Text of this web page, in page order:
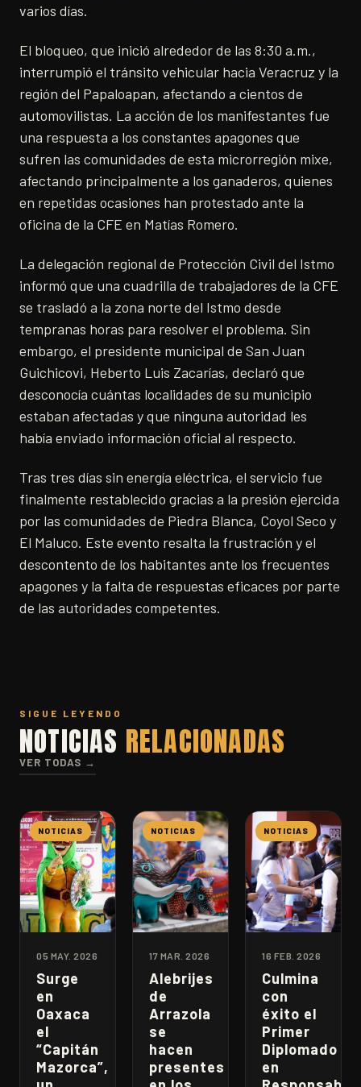
varios días.
El bloqueo, que inició alrededor de las 8:30 a.m.,
interrumpió el tránsito vehicular hacia Veracruz y la
región del Papaloapan, afectando a cientos de
automovilistas. La acción de los manifestantes fue
una respuesta a los constantes apagones que
sufren las comunidades de esta microrregión mixe,
afectando principalmente a los ganaderos, quienes
en repetidas ocasiones han protestado ante la
oficina de la CFE en Matías Romero.
La delegación regional de Protección Civil del Istmo
informó que una cuadrilla de trabajadores de la CFE
se trasladó a la zona norte del Istmo desde
tempranas horas para resolver el problema. Sin
embargo, el presidente municipal de San Juan
Guichicovi, Heberto Luis Zacarías, declaró que
desconocía cuántas localidades de su municipio
estaban afectadas y que ninguna autoridad les
había enviado información oficial al respecto.
Tras tres días sin energía eléctrica, el servicio fue
finalmente restablecido gracias a la presión ejercida
por las comunidades de Piedra Blanca, Coyol Seco y
El Maluco. Este evento resalta la frustración y el
descontento de los habitantes ante los frecuentes
apagones y la falta de respuestas eficaces por parte
de las autoridades competentes.
SIGUE LEYENDO
NOTICIAS RELACIONADAS
VER TODAS →
NOTICIAS
05 MAY. 2026
Surge
en
Oaxaca
el
“Capitán
Mazorca”,
NOTICIAS
17 MAR. 2026
Alebrijes
de
Arrazola
se
hacen
presentes
NOTICIAS
16 FEB. 2026
Culmina
con
éxito el
Primer
Diplomado
en